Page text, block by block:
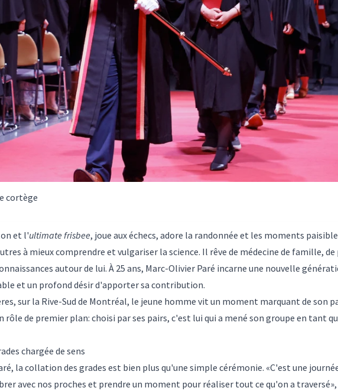
cortège
et l'ultimate frisbee, joue aux échecs, adore la randonnée et les moments
à mieux comprendre et vulgariser la science. Il rêve de médecine de famille,
autour de lui. À 25 ans, Marc-Olivier Paré incarne une nouvelle
et un profond désir d'apporter sa contribution.
sur la Rive-Sud de Montréal, le jeune homme vit un moment marquant de son
rôle de premier plan: choisi par ses pairs, c'est lui qui a mené son groupe en tant
chargée de sens
la collation des grades est bien plus qu'une simple cérémonie. «C'est une
avec nos proches et prendre un moment pour réaliser tout ce qu'on a